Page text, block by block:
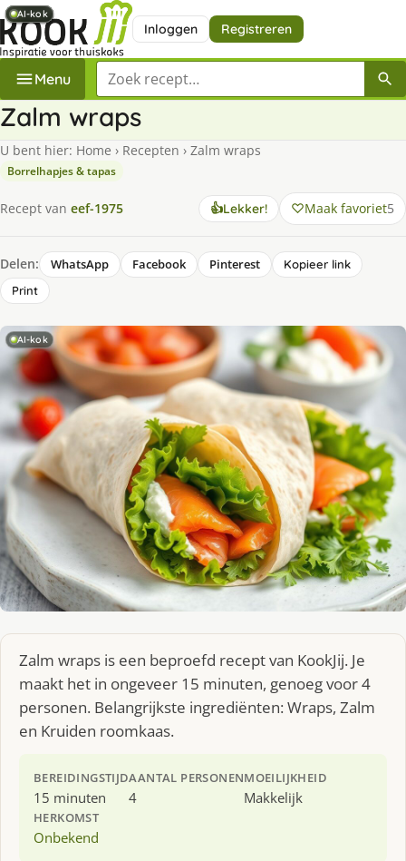
Inloggen Registreren
Menu Zoek een recept
Zalm wraps
U bent hier: Home › Recepten › Zalm wraps
Borrelhapjes & tapas
Recept van eef-1975 👍Lekker! Maak favoriet5
Delen: WhatsApp Facebook Pinterest
Kopieer link
Print
AI-kok
Zalm wraps is een beproefd recept van KookJij. Je
maakt het in ongeveer 15 minuten, genoeg voor 4
personen. Belangrijkste ingrediënten: Wraps, Zalm
en Kruiden roomkaas.
BEREIDINGSTIJD
15 minuten
AANTAL PERSONEN
4
MOEILIJKHEID
Makkelijk
HERKOMST
Onbekend
AI-kok
AI-kok
AI-kok
AI-kok
AI-kok
AI-kok